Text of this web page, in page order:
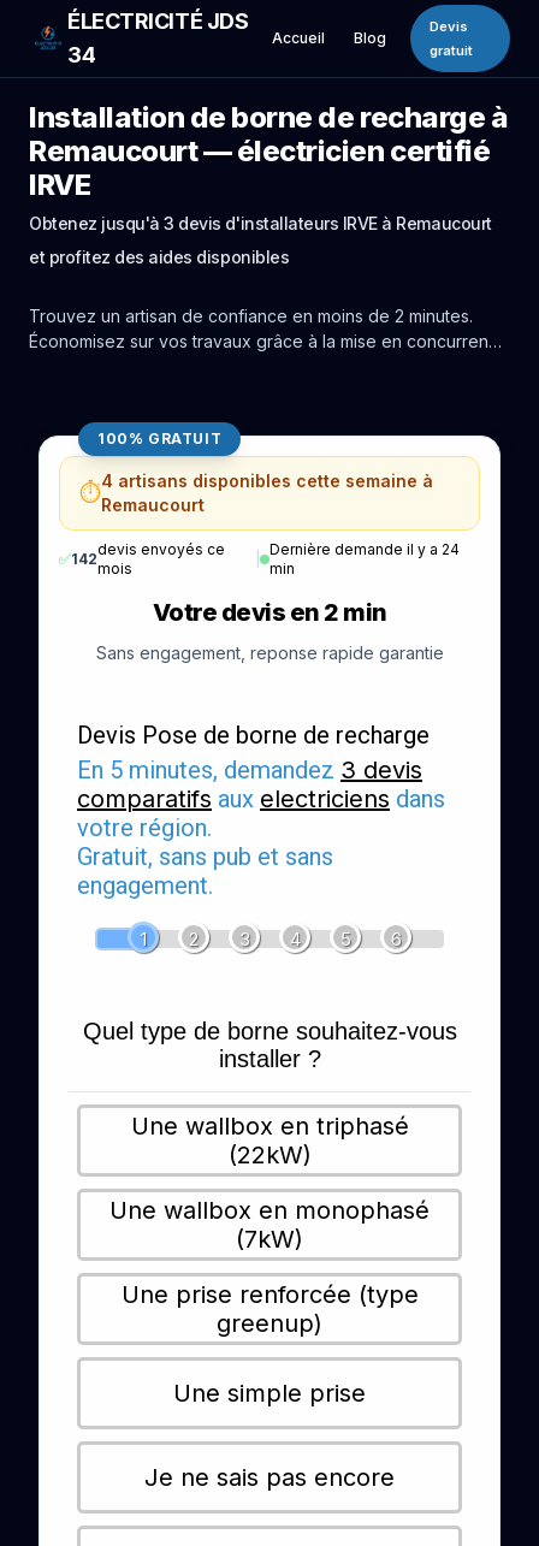
ÉLECTRICITÉ JDS
34
Accueil Blog
Devis
gratuit
Installation de borne de recharge à
Remaucourt — électricien certifié
IRVE
Obtenez jusqu'à 3 devis d'installateurs IRVE à Remaucourt
et profitez des aides disponibles
Trouvez un artisan de confiance en moins de 2 minutes.
Économisez sur vos travaux grâce à la mise en concurrence
100% GRATUIT
⏱️4 artisans disponibles cette semaine à
Remaucourt
✅142
devis envoyés ce
mois
|
Dernière demande il y a 24
min
Votre devis en 2 min
Sans engagement, reponse rapide garantie
Devis Pose de borne de recharge
En 5 minutes, demandez 3 devis
comparatifs aux electriciens dans
votre région.
Gratuit, sans pub et sans
engagement.
1 2 3 4 5 6
Quel type de borne souhaitez-vous
installer ?
Une wallbox en triphasé
(22kW)
Une wallbox en monophasé
(7kW)
Une prise renforcée (type
greenup)
Une simple prise
Je ne sais pas encore